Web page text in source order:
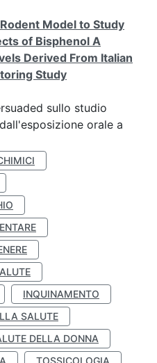
Model to Study
of Bisphenol A
Derived From Italian
Study
sullo studio
orale a
INQUINAMENTO
SALUTE
DELLA DONNA
TOSSICOLOGIA